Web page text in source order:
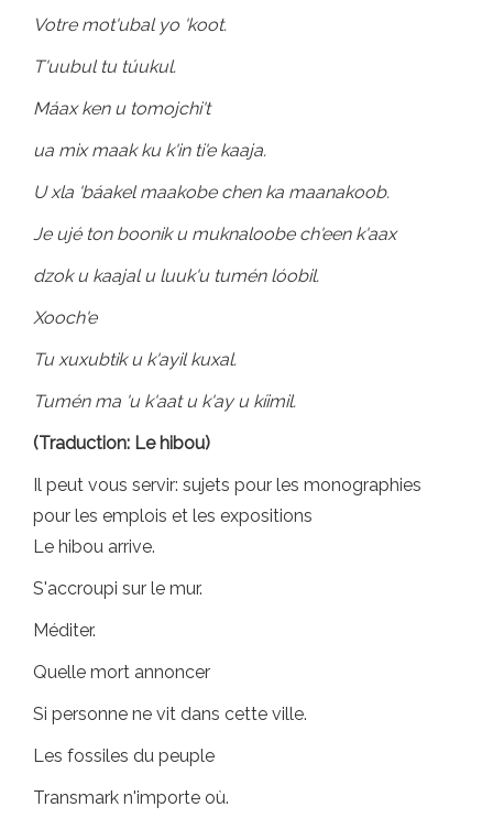
Votre mot'ubal yo 'koot.
T'uubul tu túukul.
Máax ken u tomojchi't
ua mix maak ku k'in ti'e kaaja.
U xla 'báakel maakobe chen ka maanakoob.
Je ujé ton boonik u muknaloobe ch'een k'aax
dzok u kaajal u luuk'u tumén lóobil.
Xooch'e
Tu xuxubtik u k'ayil kuxal.
Tumén ma 'u k'aat u k'ay u kíimil.
(Traduction: Le hibou)
Il peut vous servir: sujets pour les monographies
pour les emplois et les expositions
Le hibou arrive.
S'accroupi sur le mur.
Méditer.
Quelle mort annoncer
Si personne ne vit dans cette ville.
Les fossiles du peuple
Transmark n'importe où.